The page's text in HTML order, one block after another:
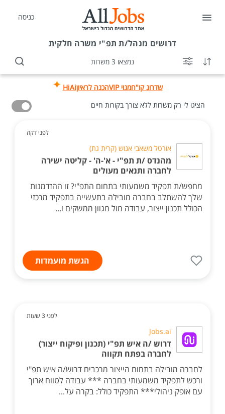
כניסה
דרושים מנהל/ת תפ"י משרה חלקית
נמצאו 3 משרות
שדרוג קו"חמנוי VIP הכנה לראיוןHiAi
הציגו לי רק משרות ללא צורך בקורות חיים
לפני דקה
אורטל משאבי אנוש (קרית גת)
מהנדס /ת תפ"י - א'-ה' - קליטה ישירה
לחברה ותנאים מעולים
מחפש/ת תפקיד משמעותי בתחום התפ"י? זו ההזדמנות
שלך להשתלב בחברה מובילה בתעשייה בתפקיד מרכזי
הכולל תכנון ייצור, עבודה מול מגוון ממשקים ו...
הגשת מועמדות
לפני 3 שעות
Jobs.ai
דרוש /ה איש תפ"י (תכנון ופיקוח ייצור)
לחברה בפתח תקווה
לחברה מובילה בתחום הייצור מרכבים דרוש/ה איש תפ"י
ורכש לתפקיד משמעותי בחברה *** עבודה לטווח ארוך
עם אופק ניהולי*** התפקיד כולל: בקרה על...